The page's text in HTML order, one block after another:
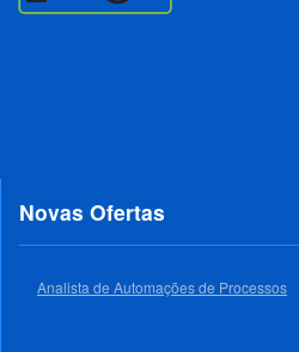
Novas Ofertas
Analista de Automações de Processos